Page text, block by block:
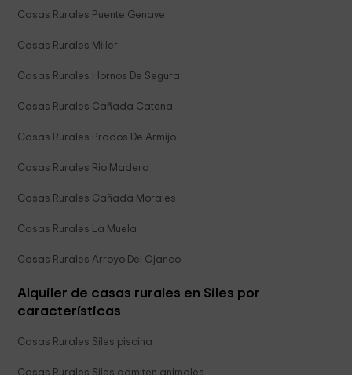
Casas Rurales Puente Genave
Casas Rurales Miller
Casas Rurales Hornos De Segura
Casas Rurales Cañada Catena
Casas Rurales Prados De Armijo
Casas Rurales Rio Madera
Casas Rurales Cañada Morales
Casas Rurales La Muela
Casas Rurales Arroyo Del Ojanco
Alquiler de casas rurales en Siles por
características
Casas Rurales Siles piscina